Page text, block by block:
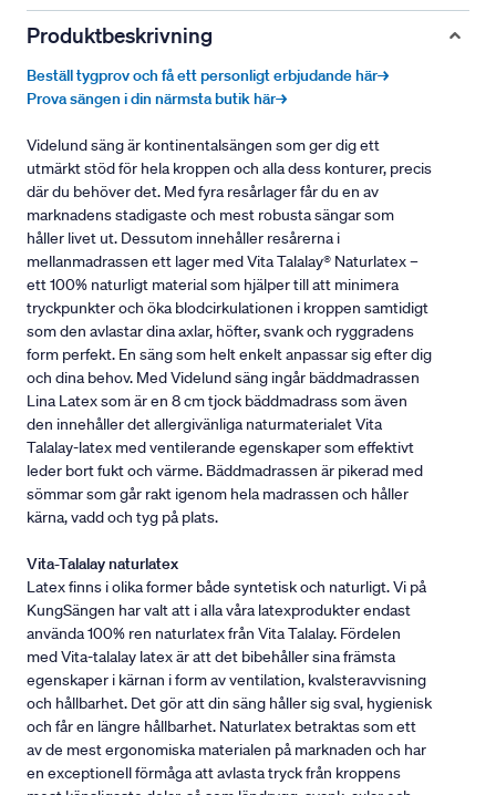
Produktbeskrivning
Beställ tygprov och få ett personligt erbjudande här→
Prova sängen i din närmsta butik här→
Videlund säng är kontinentalsängen som ger dig ett
utmärkt stöd för hela kroppen och alla dess konturer, precis
där du behöver det. Med fyra resårlager får du en av
marknadens stadigaste och mest robusta sängar som
håller livet ut. Dessutom innehåller resårerna i
mellanmadrassen ett lager med Vita Talalay® Naturlatex –
ett 100% naturligt material som hjälper till att minimera
tryckpunkter och öka blodcirkulationen i kroppen samtidigt
som den avlastar dina axlar, höfter, svank och ryggradens
form perfekt. En säng som helt enkelt anpassar sig efter dig
och dina behov. Med Videlund säng ingår bäddmadrassen
Lina Latex som är en 8 cm tjock bäddmadrass som även
den innehåller det allergivänliga naturmaterialet Vita
Talalay-latex med ventilerande egenskaper som effektivt
leder bort fukt och värme. Bäddmadrassen är pikerad med
sömmar som går rakt igenom hela madrassen och håller
kärna, vadd och tyg på plats.
Vita-Talalay naturlatex
Latex finns i olika former både syntetisk och naturligt. Vi på
KungSängen har valt att i alla våra latexprodukter endast
använda 100% ren naturlatex från Vita Talalay. Fördelen
med Vita-talalay latex är att det bibehåller sina främsta
egenskaper i kärnan i form av ventilation, kvalsteravvisning
och hållbarhet. Det gör att din säng håller sig sval, hygienisk
och får en längre hållbarhet. Naturlatex betraktas som ett
av de mest ergonomiska materialen på marknaden och har
en exceptionell förmåga att avlasta tryck från kroppens